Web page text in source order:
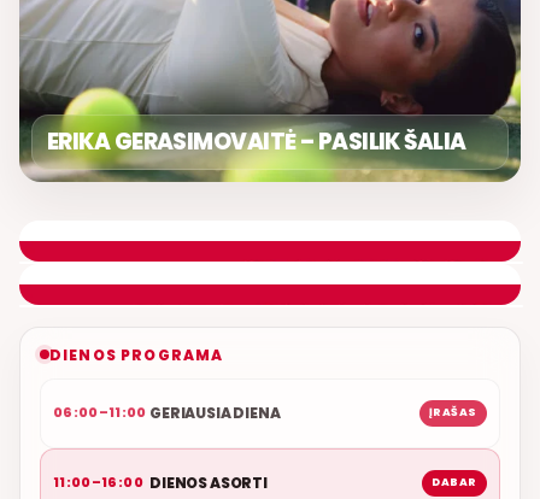
ERIKA GERASIMOVAITĖ – PASILIK ŠALIA
DIENOS PROGRAMA
06:00–11:00 GERIAUSIA DIENA ĮRAŠAS
11:00–16:00 DIENOS ASORTI DABAR